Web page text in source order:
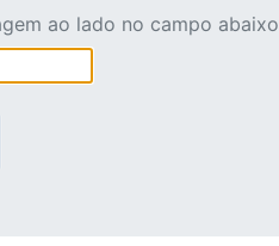
ao lado no campo abaixo